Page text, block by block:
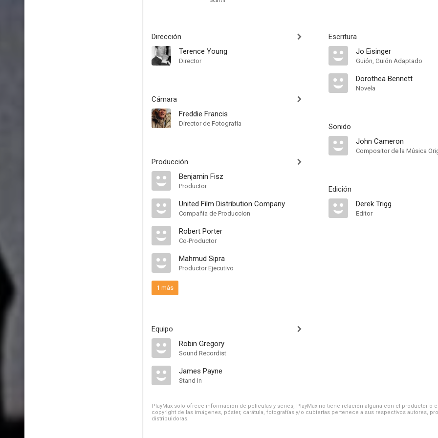
Dirección
Terence Young
Director
Cámara
Freddie Francis
Director de Fotografía
Producción
Benjamin Fisz
Productor
United Film Distribution Company
Compañía de Produccion
Robert Porter
Co-Productor
Mahmud Sipra
Productor Ejecutivo
1 más
Equipo
Robin Gregory
Sound Recordist
James Payne
Stand In
Escritura
Jo Eisinger
Guión, Guión Adaptado
Dorothea Bennett
Novela
Sonido
John Cameron
Compositor de la Música
Edición
Derek Trigg
Editor
PlayMax solo ofrece información de películas y series, PlayMax no tiene relación alguna con el productor o
copyright de las imágenes, póster, carátula, fotografías y/o cubiertas pertenece a sus respectivos autores,
distribuidoras.